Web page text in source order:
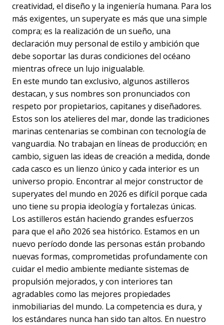
creatividad, el diseño y la ingeniería humana. Para los
más exigentes, un superyate es más que una simple
compra; es la realización de un sueño, una
declaración muy personal de estilo y ambición que
debe soportar las duras condiciones del océano
mientras ofrece un lujo inigualable.
En este mundo tan exclusivo, algunos astilleros
destacan, y sus nombres son pronunciados con
respeto por propietarios, capitanes y diseñadores.
Estos son los atelieres del mar, donde las tradiciones
marinas centenarias se combinan con tecnología de
vanguardia. No trabajan en líneas de producción; en
cambio, siguen las ideas de creación a medida, donde
cada casco es un lienzo único y cada interior es un
universo propio. Encontrar al mejor constructor de
superyates del mundo en 2026 es difícil porque cada
uno tiene su propia ideología y fortalezas únicas.
Los astilleros están haciendo grandes esfuerzos
para que el año 2026 sea histórico. Estamos en un
nuevo período donde las personas están probando
nuevas formas, comprometidas profundamente con
cuidar el medio ambiente mediante sistemas de
propulsión mejorados, y con interiores tan
agradables como las mejores propiedades
inmobiliarias del mundo. La competencia es dura, y
los estándares nunca han sido tan altos. En nuestro